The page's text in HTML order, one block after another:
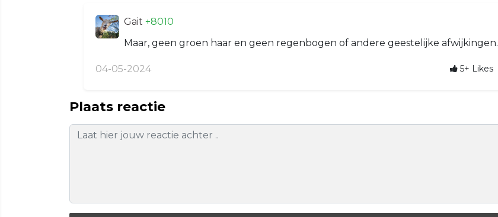
Gait +8010
Maar, geen groen haar en geen regenbogen of andere geestelijke afwijkingen.
04-05-2024 5+ Likes
Plaats reactie